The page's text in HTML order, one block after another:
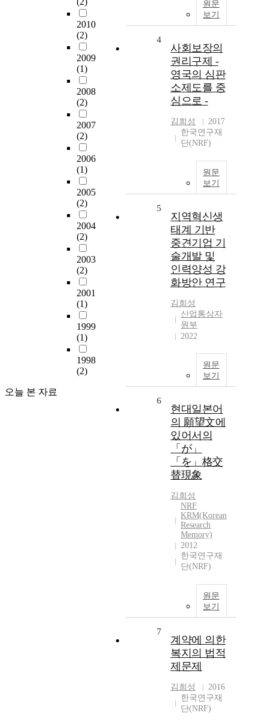
2010
(2)
2009
(1)
2008
(2)
2007
(2)
2006
(1)
2005
(2)
2004
(2)
2003
(2)
2001
(1)
1999
(1)
1998
(2)
오늘 본 자료
원문
보기
4
사회보장의
권리구제 -
영국의 심판
소제도를 중
심으로 -
김희성
2017
한국연구재
단(NRF)
원문
보기
5
지역혁신생
태계 기반
중견기업 기
술개발 및
인력양성 강
화방안 연구
김희성
산업통상자
원부
2022
원문
보기
6
현대일본어
의 願望文에
있어서의
「が」
「を」格交
替現象
김희성
NRF
KRM(Korean
Research
Memory)
2012
한국연구재
단(NRF)
원문
보기
7
계약에 의한
복지의 법적
제문제
김희성
2016
한국연구재
단(NRF)